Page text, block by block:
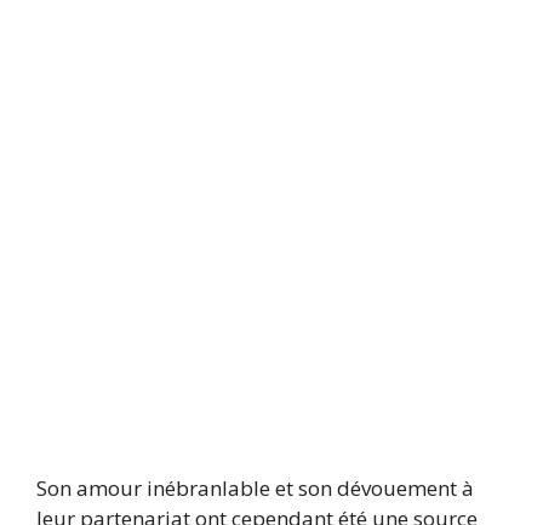
Son amour inébranlable et son dévouement à
leur partenariat ont cependant été une source